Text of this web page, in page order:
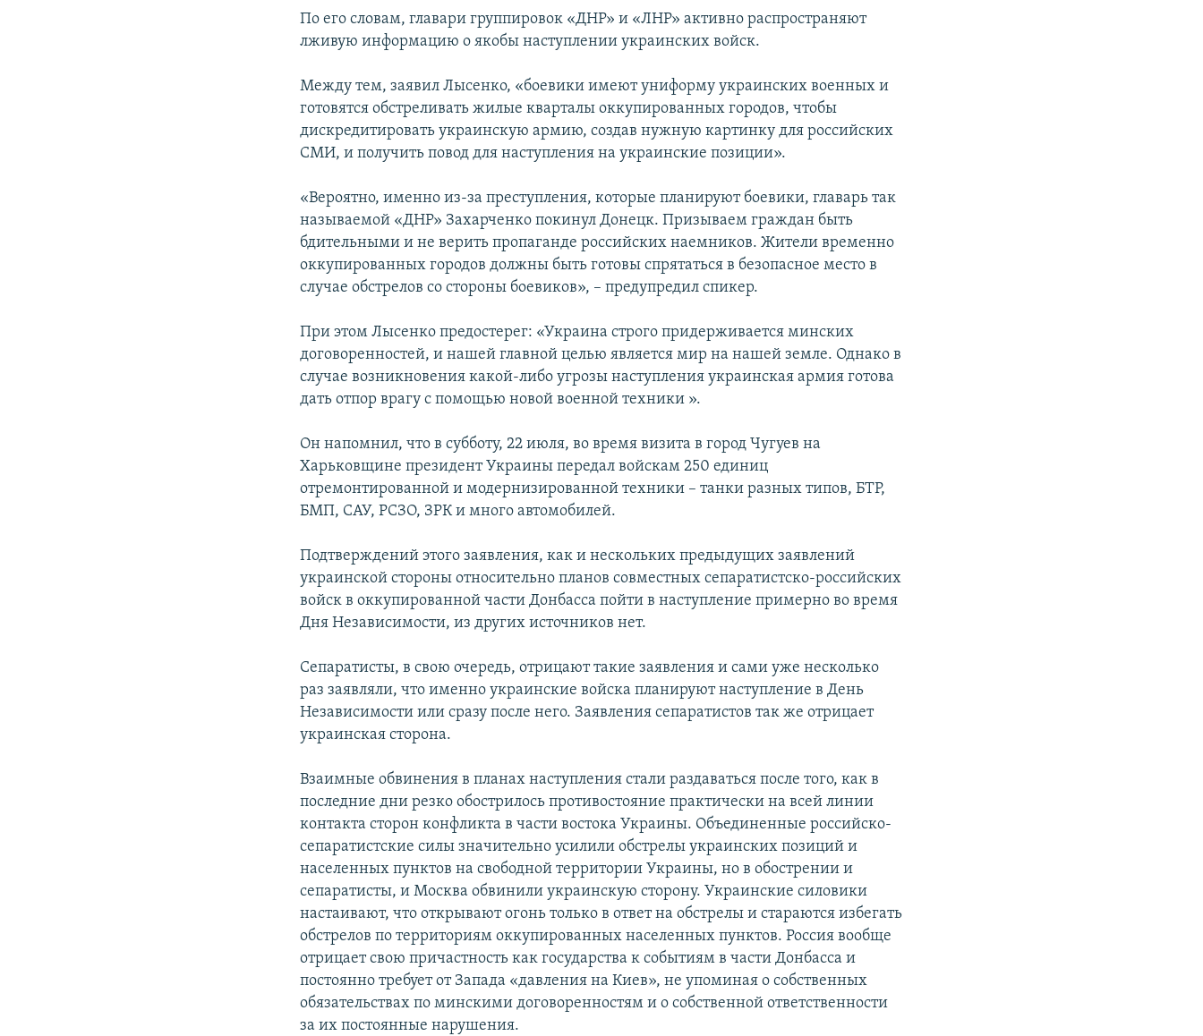
По его словам, главари группировок «ДНР» и «ЛНР» активно распространяют
лживую информацию о якобы наступлении украинских войск.
Между тем, заявил Лысенко, «боевики имеют униформу украинских военных и
готовятся обстреливать жилые кварталы оккупированных городов, чтобы
дискредитировать украинскую армию, создав нужную картинку для российских
СМИ, и получить повод для наступления на украинские позиции».
«Вероятно, именно из-за преступления, которые планируют боевики, главарь так
называемой «ДНР» Захарченко покинул Донецк. Призываем граждан быть
бдительными и не верить пропаганде российских наемников. Жители временно
оккупированных городов должны быть готовы спрятаться в безопасное место в
случае обстрелов со стороны боевиков», – предупредил спикер.
При этом Лысенко предостерег: «Украина строго придерживается минских
договоренностей, и нашей главной целью является мир на нашей земле. Однако в
случае возникновения какой-либо угрозы наступления украинская армия готова
дать отпор врагу с помощью новой военной техники ».
Он напомнил, что в субботу, 22 июля, во время визита в город Чугуев на
Харьковщине президент Украины передал войскам 250 единиц
отремонтированной и модернизированной техники – танки разных типов, БТР,
БМП, САУ, РСЗО, ЗРК и много автомобилей.
Подтверждений этого заявления, как и нескольких предыдущих заявлений
украинской стороны относительно планов совместных сепаратистско-российских
войск в оккупированной части Донбасса пойти в наступление примерно во время
Дня Независимости, из других источников нет.
Сепаратисты, в свою очередь, отрицают такие заявления и сами уже несколько
раз заявляли, что именно украинские войска планируют наступление в День
Независимости или сразу после него. Заявления сепаратистов так же отрицает
украинская сторона.
Взаимные обвинения в планах наступления стали раздаваться после того, как в
последние дни резко обострилось противостояние практически на всей линии
контакта сторон конфликта в части востока Украины. Объединенные российско-
сепаратистские силы значительно усилили обстрелы украинских позиций и
населенных пунктов на свободной территории Украины, но в обострении и
сепаратисты, и Москва обвинили украинскую сторону. Украинские силовики
настаивают, что открывают огонь только в ответ на обстрелы и стараются избегать
обстрелов по территориям оккупированных населенных пунктов. Россия вообще
отрицает свою причастность как государства к событиям в части Донбасса и
постоянно требует от Запада «давления на Киев», не упоминая о собственных
обязательствах по минскими договоренностям и о собственной ответственности
за их постоянные нарушения.